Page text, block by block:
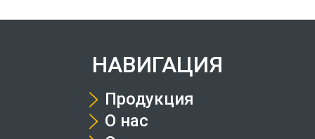
НАВИГАЦИЯ
Продукция
О нас